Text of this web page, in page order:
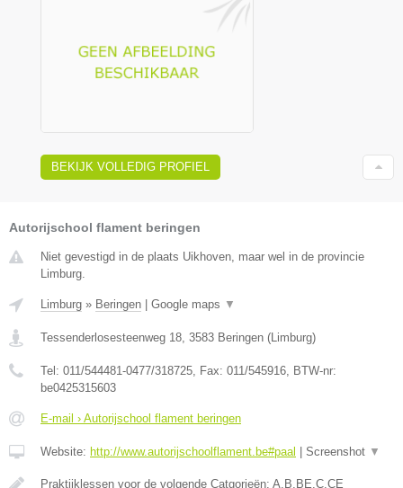
BEKIJK VOLLEDIG PROFIEL
Autorijschool flament beringen
Niet gevestigd in de plaats Uikhoven, maar wel in de provincie
Limburg.
Limburg » Beringen Google maps ▼
Tessenderlosesteenweg 18, 3583 Beringen (Limburg)
Tel: 011/544481-0477/318725, Fax: 011/545916, BTW-nr:
be0425315603
E-mail › Autorijschool flament beringen
Website: http://www.autorijschoolflament.be#paal Screenshot ▼
Praktijklessen voor de volgende Catgorieën: A,B,BE,C,CE